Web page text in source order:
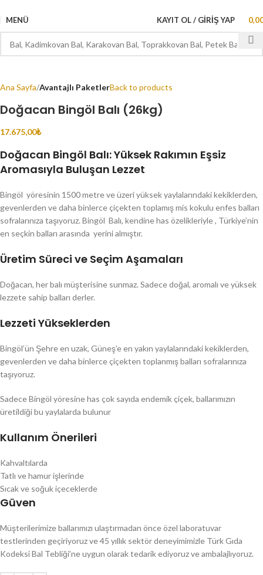
MENÜ KAYIT OL / GIRIŞ YAP
Ana Sayfa Avantajlı PaketlerBack to products
Doğacan Bingöl Balı (26kg)
17.675,00₺
Doğacan Bingöl Balı: Yüksek Rakımın Eşsiz
Aromasıyla Buluşan Lezzet
Bingöl yöresinin 1500 metre ve üzeri yüksek yaylalarındaki kekiklerden,
gevenlerden ve daha binlerce çiçekten toplamış mis kokulu enfes balları
sofralarınıza taşıyoruz. Bingöl Balı, kendine has özelikleriyle , Türkiye’nin
en seçkin balları arasında yerini almıştır.
Üretim Süreci ve Seçim Aşamaları
Doğacan, her balı müşterisine sunmaz. Sadece doğal, aromalı ve yüksek
lezzete sahip balları derler.
Lezzeti Yükseklerden
Bingöl’ün Şehre en uzak, Güneş’e en yakın yaylalarındaki kekiklerden,
gevenlerden ve daha binlerce çiçekten toplanmış balları sofralarınıza
taşıyoruz.
Sadece Bingöl yöresine has çok sayıda endemik çiçek, ballarımızın
üretildiği bu yaylalarda bulunur
Kullanım Önerileri
Kahvaltılarda
Tatlı ve hamur işlerinde
Sıcak ve soğuk içeceklerde
Güven
Müşterilerimize ballarımızı ulaştırmadan önce özel laboratuvar
testlerinden geçiriyoruz ve 45 yıllık sektör deneyimimizle Türk Gıda
Kodeksi Bal Tebliği’ne uygun olarak tedarik ediyoruz ve ambalajlıyoruz.